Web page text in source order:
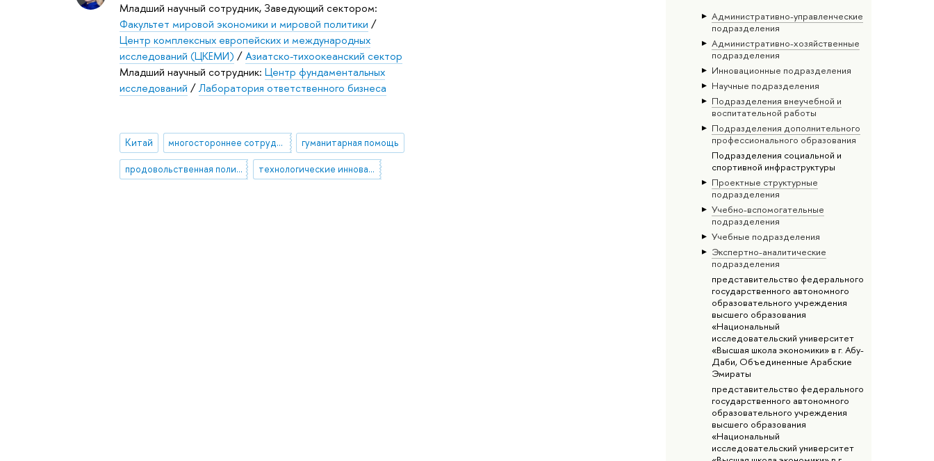
Административно-управленческие
подразделения
Административно-хозяйственные
подразделения
Инновационные подразделения
Научные подразделения
Подразделения внеучебной и
воспитательной работы
Подразделения дополнительного
профессионального образования
Подразделения социальной и
спортивной инфраструктуры
Проектные структурные
подразделения
Учебно-вспомогательные
подразделения
Учебные подразделения
Экспертно-аналитические
подразделения
представительство федерального
государственного автономного
образовательного учреждения
высшего образования
«Национальный
исследовательский университет
«Высшая школа экономики» в г. Абу-
Даби, Объединенные Арабские
Эмираты
представительство федерального
государственного автономного
образовательного учреждения
высшего образования
«Национальный
исследовательский университет
Младший научный сотрудник, Заведующий сектором:
Факультет мировой экономики и мировой политики /
Центр комплексных европейских и международных
исследований (ЦКЕМИ) /Азиатско-тихоокеанский сектор
Младший научный сотрудник: Центр фундаментальных
исследований /Лаборатория ответственного бизнеса
Китай многостороннее сотрудничество гуманитарная помощь
продовольственная политика технологические инновации